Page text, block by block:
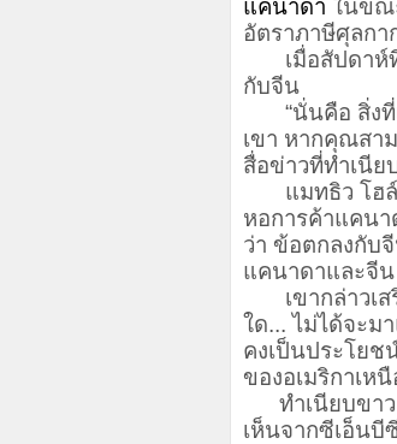
แคนาดา ในขณ
อัตราภาษีศุลก
เมื่อสัปดาห์ที่
กับจีน
“นั่นคือ สิ่งที่เ
เขา หากคุณสา
สื่อข่าวที่ทำเนีย
แมทธิว โฮล์ม
หอการค้าแคนา
ว่า ข้อตกลงกับ
แคนาดาและจีน
เขากล่าวเสริ
ใด... ไม่ได้จะม
คงเป็นประโยช
ของอเมริกาเห
ทำเนียบขาว
เห็นจากซีเอ็นบี